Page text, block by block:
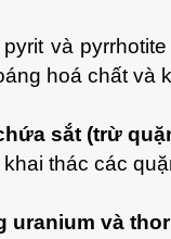
và
hoá chất và
sắt (trừ
thác các
uranium và